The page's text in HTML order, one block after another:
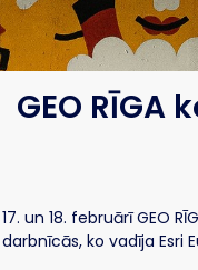
GEO
17. un 18. februārī GEO
darbnīcās, ko vadīja Esri